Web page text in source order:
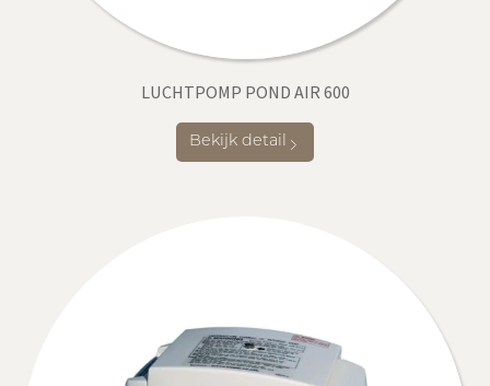
LUCHTPOMP POND AIR 600
Bekijk detail